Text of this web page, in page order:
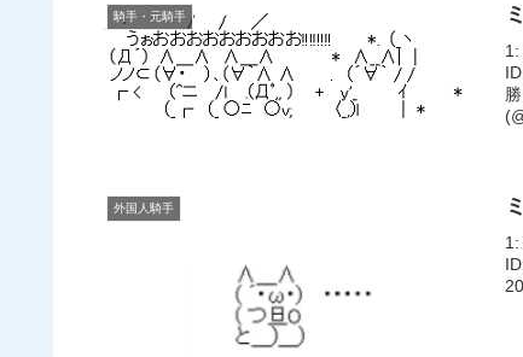
騎手・元騎手
外国人騎手